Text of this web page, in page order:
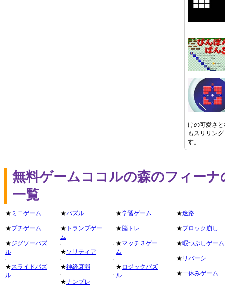
けの可愛さ
もスリリン
す。
無料ゲームココルの森のフィー
一覧
★ ミニゲーム
★プチゲーム
★ジグソーパズ
ル
★スライドパズ
ル
★パズル
★ トランプゲー
ム
★ソリティア
★神経衰弱
★ナンプレ
★学習ゲーム
★脳トレ
★マッチ３ゲー
ム
★ ロジックパズ
ル
★迷路
★ブロック崩し
★暇つぶしゲーム
★ リバーシ
★一休みゲーム